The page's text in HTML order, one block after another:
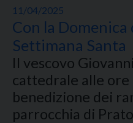
11/04/2025
Con la Domenica
Settimana Santa
Il vescovo
cattedrale alle ore
benedizione dei
parrocchia di Prato